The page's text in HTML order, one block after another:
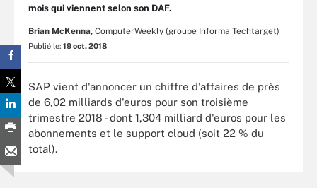
mois qui viennent selon son DAF.
Brian McKenna, ComputerWeekly (groupe Informa Techtarget)
Publié le: 19 oct. 2018
SAP vient d'annoncer un chiffre d'affaires de près
de 6,02 milliards d'euros pour son troisième
trimestre 2018 - dont 1,304 milliard d'euros pour les
abonnements et le support cloud (soit 22 % du
total).